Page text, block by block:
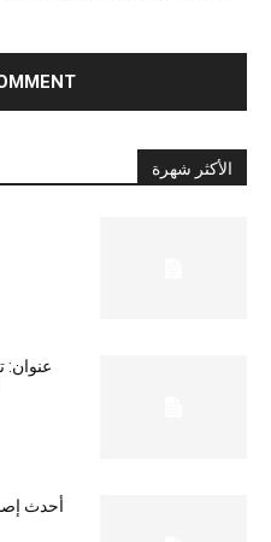
الأكثر شهرة